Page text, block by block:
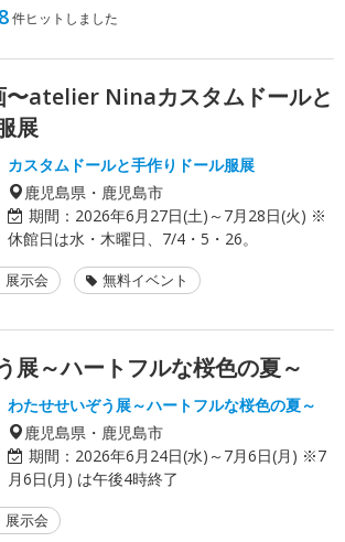
8件ヒットしました
〜atelier Ninaカスタムドールと
展
カスタムドールと手作りドール服展
鹿児島県・鹿児島市
期間： 2026年6月27日(土)～7月28日(火) ※
休館日は水・木曜日、7/4・5・26。
展示会 無料イベント
展～ハートフルな桜色の夏～
わたせせいぞう展～ハートフルな桜色の夏～
鹿児島県・鹿児島市
期間： 2026年6月24日(水)～7月6日(月) ※7
月6日(月) は午後4時終了
展示会